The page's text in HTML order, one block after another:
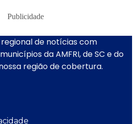
Publicidade
de notícias com
da AMFRI, de SC e do
região de cobertura.